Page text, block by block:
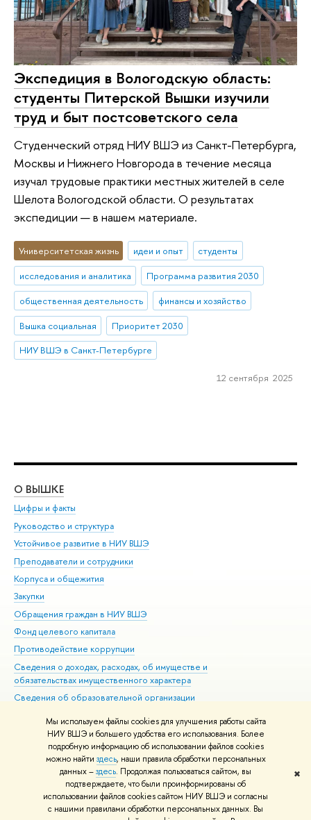
Мы используем файлы cookies для улучшения работы сайта
НИУ ВШЭ и большего удобства его использования. Более
подробную информацию об использовании файлов cookies
можно найти здесь, наши правила обработки персональных
данных –здесь. Продолжая пользоваться сайтом, вы
подтверждаете, что были проинформированы об
использовании файлов cookies сайтом НИУ ВШЭ и согласны
с нашими правилами обработки персональных данных. Вы
✖
Экспедиция в Вологодскую область:
студенты Питерской Вышки изучили
труд и быт постсоветского села
Студенческий отряд НИУ ВШЭ из Санкт-Петербурга,
Москвы и Нижнего Новгорода в течение месяца
изучал трудовые практики местных жителей в селе
Шелота Вологодской области. О результатах
экспедиции — в нашем материале.
Университетская жизнь идеи и опыт
студенты
исследования и аналитика
Программа развития 2030
общественная деятельность
финансы и хозяйство
Вышка социальная
Приоритет 2030
НИУ ВШЭ в Санкт-Петербурге
12 сентября 2025
О ВЫШКЕ
Цифры и факты
Руководство и структура
Устойчивое развитие в НИУ ВШЭ
Преподаватели и сотрудники
Корпуса и общежития
Закупки
Обращения граждан в НИУ ВШЭ
Фонд целевого капитала
Противодействие коррупции
Сведения о доходах, расходах, об имуществе и
обязательствах имущественного характера
Сведения об образовательной организации
Людям с ограниченными возможностями здоровья
Единая платежная страница
Работа в Вышке
© НИУ ВШЭ 1993–2026 Адреса и контакты Условия использования
материалов Политика конфиденциальности Карта сайта